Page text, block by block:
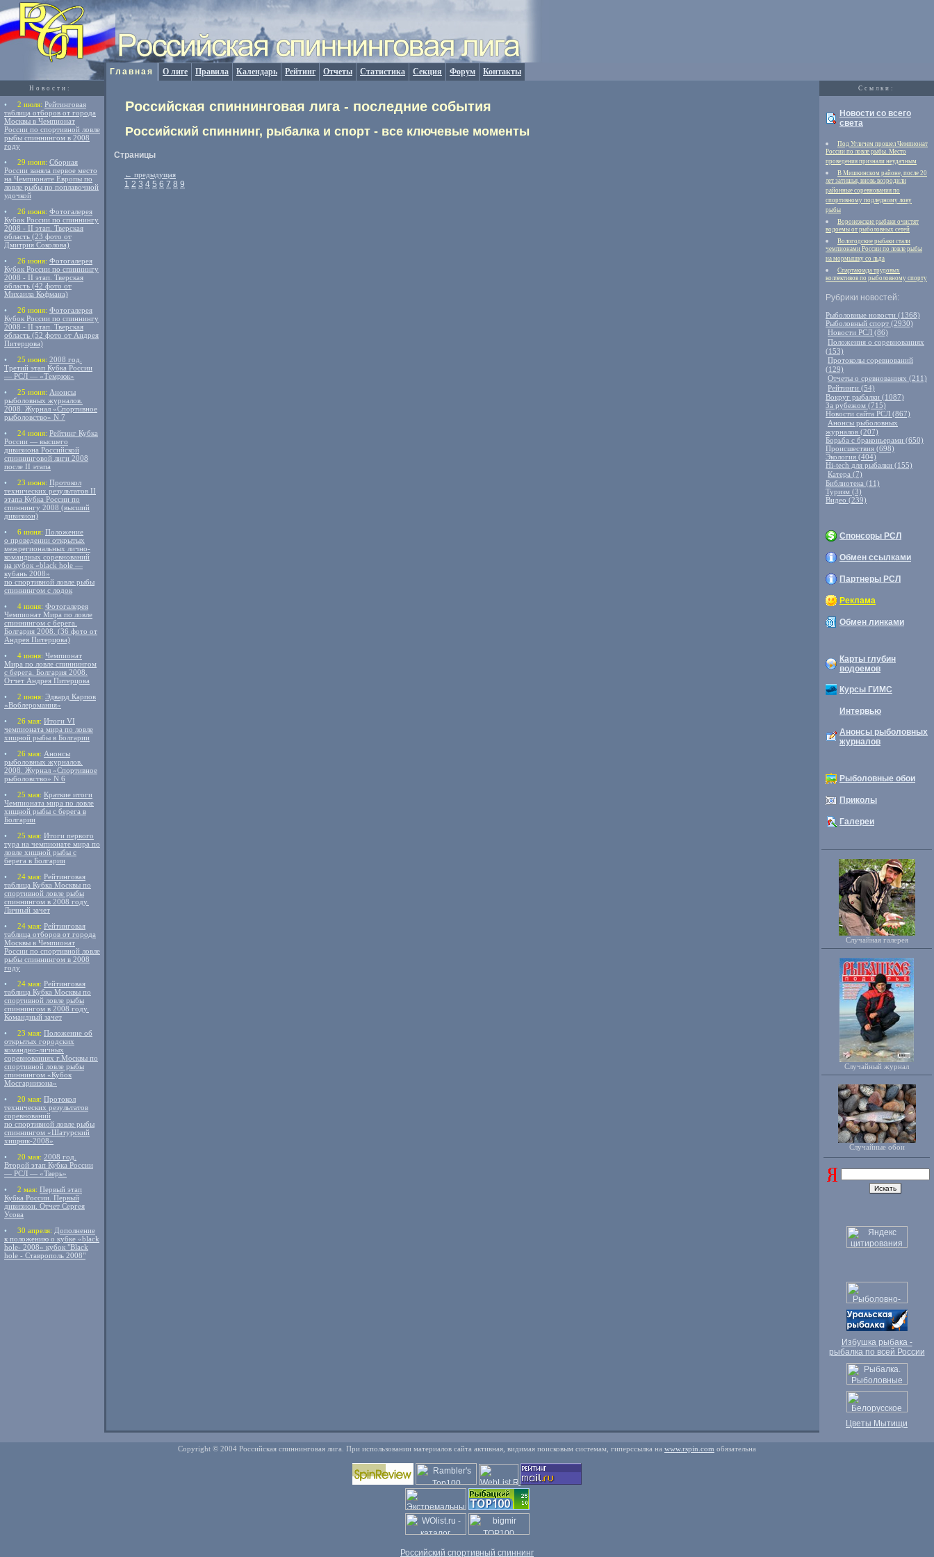
Главная О лиге Правила Календарь Рейтинг Отчеты Статистика Секция Форум Контакты
Новости: Cсылки:
• 2 июля: Рейтинговая
таблица отборов от города
Москвы в Чемпионат
России по спортивной ловле
рыбы спиннингом в 2008
году
• 29 июня: Сборная
России заняла первое место
на Чемпионате Европы по
ловле рыбы по поплавочной
удочкой
• 26 июня: Фотогалерея
Кубок России по спиннингу
2008 - II этап. Тверская
область (23 фото от
Дмитрия Соколова)
• 26 июня: Фотогалерея
Кубок России по спиннингу
2008 - II этап. Тверская
область (42 фото от
Михаила Кофмана)
• 26 июня: Фотогалерея
Кубок России по спиннингу
2008 - II этап. Тверская
область (52 фото от Андрея
Питерцова)
• 25 июня: 2008 год.
Третий этап Кубка России
— РСЛ — «Темрюк»
• 25 июня: Анонсы
рыболовных журналов.
2008. Журнал «Спортивное
рыболовство» N 7
• 24 июня: Рейтинг Кубка
России — высшего
дивизиона Российской
спиннинговой лиги 2008
после II этапа
• 23 июня: Протокол
технических результатов II
этапа Кубка России по
спиннингу 2008 (высший
дивизион)
• 6 июня: Положение
о проведении открытых
межрегиональных лично-
командных соревнований
на кубок «black hole —
кубань 2008»
по спортивной ловле рыбы
спиннингом с лодок
• 4 июня: Фотогалерея
Чемпионат Мира по ловле
спиннингом с берега.
Болгария 2008. (36 фото от
Андрея Питерцова)
• 4 июня: Чемпионат
Мира по ловле спиннингом
с берега. Болгария 2008.
Отчет Андрея Питерцова
• 2 июня: Эдвард Карпов
«Воблеромания»
• 26 мая: Итоги VI
чемпионата мира по ловле
хищной рыбы в Болгарии
• 26 мая: Анонсы
рыболовных журналов.
2008. Журнал «Спортивное
рыболовство» N 6
• 25 мая: Краткие итоги
Чемпионата мира по ловле
хищной рыбы с берега в
Болгарии
• 25 мая: Итоги первого
тура на чемпионате мира по
ловле хищной рыбы с
берега в Болгарии
• 24 мая: Рейтинговая
таблица Кубка Москвы по
спортивной ловле рыбы
спиннингом в 2008 году.
Личный зачет
• 24 мая: Рейтинговая
таблица отборов от города
Москвы в Чемпионат
России по спортивной ловле
рыбы спиннингом в 2008
году
• 24 мая: Рейтинговая
таблица Кубка Москвы по
спортивной ловле рыбы
спиннингом в 2008 году.
Командный зачет
• 23 мая: Положение об
открытых городских
командно-личных
соревнованиях г.Москвы по
спортивной ловле рыбы
спиннингом «Кубок
Мосгарнизона»
• 20 мая: Протокол
технических результатов
соревнований
по спортивной ловле рыбы
спиннингом «Шатурский
хищник-2008»
• 20 мая: 2008 год.
Второй этап Кубка России
— РСЛ — «Тверь»
• 2 мая: Первый этап
Кубка России. Первый
дивизион. Отчет Сергея
Усова
• 30 апреля: Дополнение
к положению о кубке «black
hole- 2008» кубок "Black
hole - Ставрополь 2008"
Российская спиннинговая лига - последние события
Российский спиннинг, рыбалка и спорт - все ключевые моменты
Страницы
← предыдущая
1 2 3 4 5 6 7 8 9
Новости со всего
света
Под Угличем прошел Чемпионат
России по ловле рыбы. Место
проведения признали неудачным
В Мишкинском районе, после 20
лет затишья, вновь возродили
районные соревнования по
спортивному подледному лову
рыбы
Воронежские рыбаки очистят
водоемы от рыболовных сетей
Вологодские рыбаки стали
чемпионами России по ловле рыбы
на мормышку со льда
Спартакиада трудовых
коллективов по рыболовному спорту
Рубрики новостей:
Рыболовные новости (1368)
Рыболовный спорт (2930)
Новости РСЛ (86)
Положения о соревнованиях
(153)
Протоколы соревнований
(129)
Отчеты о сревнованиях (211)
Рейтинги (54)
Вокруг рыбалки (1087)
За рубежом (715)
Новости сайта РСЛ (867)
Анонсы рыболовных
журналов (207)
Борьба с браконьерами (650)
Происшествия (698)
Экология (404)
Hi-tech для рыбалки (155)
Катера (7)
Библиотека (11)
Туризм (3)
Видео (239)
Спонсоры РСЛ
Обмен ссылками
Партнеры РСЛ
Реклама
Обмен линками
Карты глубин
водоемов
Курсы ГИМС
Интервью
Анонсы рыболовных
журналов
Рыболовные обои
Приколы
Галереи
Случайная галерея
Случайный журнал
Случайные обои
Избушка рыбака -
рыбалка по всей России
Цветы Мытищи
Copyright © 2004 Российская спиннинговая лига. При использовании материалов сайта активная, видимая поисковым системам, гиперссылка на www.rspin.com обязательна
Российский спортивный спиннинг